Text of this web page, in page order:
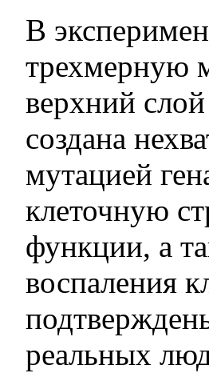
В
трехмерную
верхний
создана
мутацией
клеточную
функции, а
воспаления
реальных